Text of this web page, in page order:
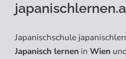
Japanischschule
Japanisch lernen in Wien